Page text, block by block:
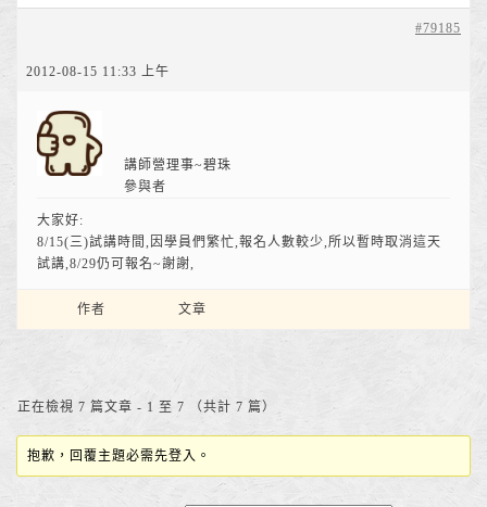
2012-08-15 11:33 上午
#79185
講師營理事~碧珠
參與者
大家好:
8/15(三)試講時間,因學員們繁忙,報名人數較少,所以暫時取消這天
試講,8/29仍可報名~謝謝,
作者 文章
正在檢視 7 篇文章 - 1 至 7 （共計 7 篇）
抱歉，回覆主題必需先登入。